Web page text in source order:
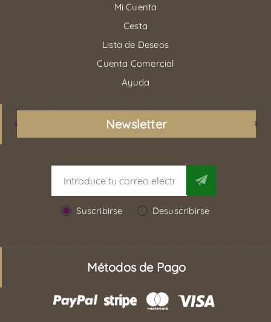
Mi Cuenta
Cesta
Lista de Deseos
Cuenta Comercial
Ayuda
Newsletter
Suscribirse Desuscribirse
Métodos de Pago